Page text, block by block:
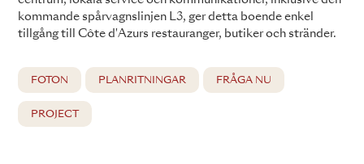
kommande spårvagnslinjen L3, ger detta boende enkel
tillgång till Côte d'Azurs restauranger, butiker och stränder.
FOTON PLANRITNINGAR FRÅGA NU
PROJECT